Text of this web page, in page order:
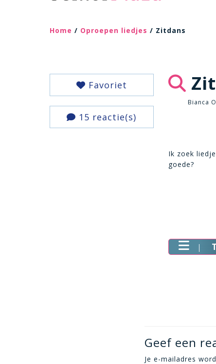
Home / Oproepen liedjes / Zitdans
Favoriet
15 reactie(s)
Bianca
Ik zoek
goede?
Geef een
Je e-mailadres